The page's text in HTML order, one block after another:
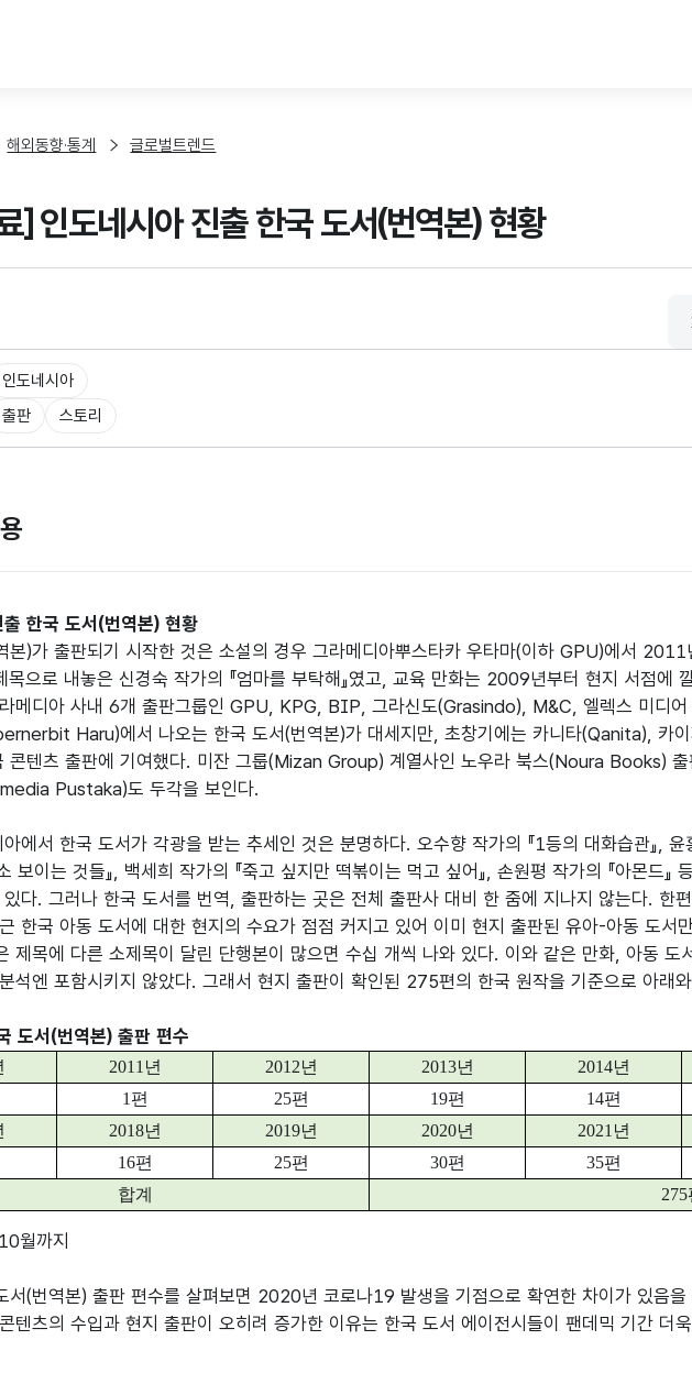
해외동향·통계 글로벌트렌드
] 인도네시아 진출 한국 도서(번역본) 현황
인도네시아
출판 스토리
한국 도서(번역본) 현황
본)가 출판되기 시작한 것은 소설의 경우 그라메디아뿌스타카 우타마(이하 GPU)에서
목으로 내놓은 신경숙 작가의 『엄마를 부탁해』였고, 교육 만화는 2009년부터 현지 서점에
메디아 사내 6개 출판그룹인 GPU, KPG, BIP, 그라신도(Grasindo), M&C, 엘렉스 미디
Haru)에서 나오는 한국 도서(번역본)가 대세지만, 초창기에는 카니타(Qanita), 카
콘텐츠 출판에 기여했다. 미잔 그룹(Mizan Group) 계열사인 노우라 북스(Noura Books)
Pustaka)도 두각을 보인다.
에서 한국 도서가 각광을 받는 추세인 것은 분명하다. 오수향 작가의 『1등의 대화습관』, 윤
보이는 것들』, 백세희 작가의 『죽고 싶지만 떡볶이는 먹고 싶어』, 손원평 작가의 『아몬드
있다. 그러나 한국 도서를 번역, 출판하는 곳은 전체 출판사 대비 한 줌에 지나지 않는다. 한
한국 아동 도서에 대한 현지의 수요가 점점 커지고 있어 이미 현지 출판된 유아-아동 도서
제목에 다른 소제목이 달린 단행본이 많으면 수십 개씩 나와 있다. 이와 같은 만화, 아동 도
석엔 포함시키지 않았다. 그래서 현지 출판이 확인된 275편의 한국 원작을 기준으로 아래
도서(번역본) 출판 편수
2011 년 2012년 2013년 2014년
1 편 25편 19편 14편
2018년 2019년 2020년 2021 년
16편 25편 30편 35편
합계
275
월까지
서(번역본) 출판 편수를 살펴보면 2020년 코로나19 발생을 기점으로 확연한 차이가 있음
텐츠의 수입과 현지 출판이 오히려 증가한 이유는 한국 도서 에이전시들이 팬데믹 기간 더